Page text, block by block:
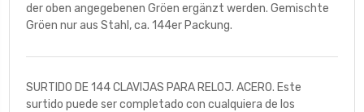
der oben angegebenen Gröen ergänzt werden. Gemischte
Gröen nur aus Stahl, ca. 144er Packung.
SURTIDO DE 144 CLAVIJAS PARA RELOJ. ACERO. Este
surtido puede ser completado con cualquiera de los